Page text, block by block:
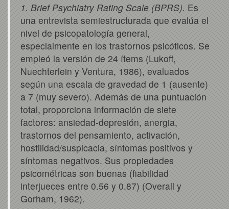
1. Brief Psychiatry Rating Scale (BPRS). Es
una entrevista semiestructurada que evalúa el
nivel de psicopatología general,
especialmente en los trastornos psicóticos. Se
empleó la versión de 24 ítems (Lukoff,
Nuechterlein y Ventura, 1986), evaluados
según una escala de gravedad de 1 (ausente)
a 7 (muy severo). Además de una puntuación
total, proporciona información de siete
factores: ansiedad-depresión, anergia,
trastornos del pensamiento, activación,
hostilidad/suspicacia, síntomas positivos y
síntomas negativos. Sus propiedades
psicométricas son buenas (fiabilidad
interjueces entre 0.56 y 0.87) (Overall y
Gorham, 1962).